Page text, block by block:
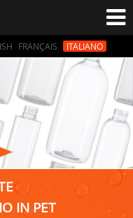
FRANÇAIS ITALIANO
IN PET